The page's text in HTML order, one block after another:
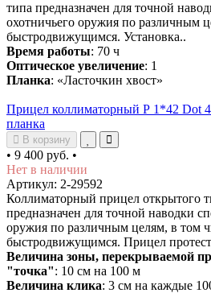
типа предназначен для точной
охотничьего оружия по различным
быстродвижущимся. Установка..
Время работы: 70 ч
Оптическое увеличение: 1
Планка: «Ласточкин хвост»
Прицел коллиматорный Р 1*42 Dot
планка
В корзину
• 9 400 руб. •
Нет в наличии
Артикул: 2-29592
Коллиматорный прицел открытого
предназначен для точной наводки
оружия по различным целям, в том
быстродвижущимся. Прицел
Величина зоны, перекрываемой
"точка": 10 см на 100 м
Величина клика: 3 см на каждые